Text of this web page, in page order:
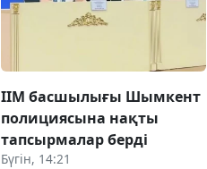
ІІМ басшылығы Шымкент
полициясына нақты
тапсырмалар берді
Бүгін, 14:21